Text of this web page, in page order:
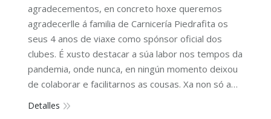
agradecementos, en concreto hoxe queremos
agradecerlle á familia de Carnicería Piedrafita os
seus 4 anos de viaxe como spónsor oficial dos
clubes. É xusto destacar a súa labor nos tempos da
pandemia, onde nunca, en ningún momento deixou
de colaborar e facilitarnos as cousas. Xa non só a…
Detalles